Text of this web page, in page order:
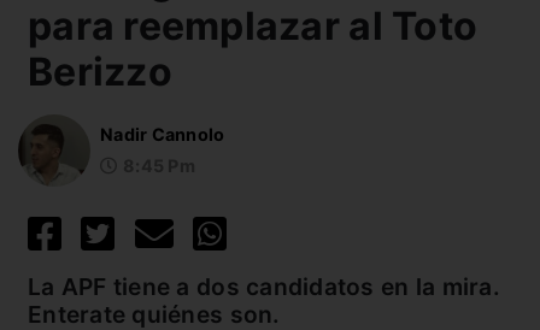
para reemplazar al Toto
Berizzo
Nadir Cannolo
La APF tiene a dos candidatos en la mira.
Enterate quiénes son.